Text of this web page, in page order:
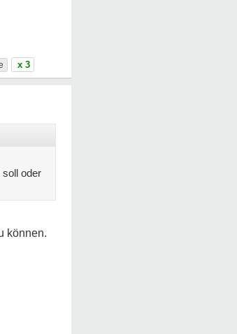
x 3
oder
können.